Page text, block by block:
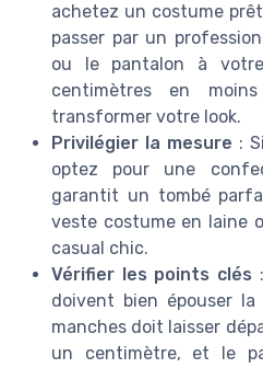
achetez un costume
passer par un
ou le pantalon à votre
centimètres en
transformer votre look.
Privilégier la mesure :
optez pour une
garantit un tombé
veste costume en laine
casual chic.
Vérifier les points clés
doivent bien épouser
manches doit laisser
un centimètre, et le